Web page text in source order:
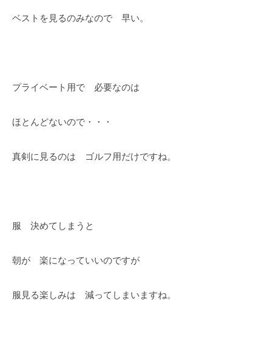
ベストを見るのみなので 早い。
プライベート用で 必要なのは
ほとんどないので・・・
真剣に見るのは ゴルフ用だけですね。
服 決めてしまうと
朝が 楽になっていいのですが
服見る楽しみは 減ってしまいますね。